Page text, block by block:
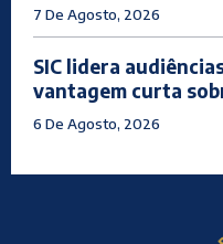
7 De Agosto, 2026
SIC lidera
vantagem curta
6 De Agosto, 2026